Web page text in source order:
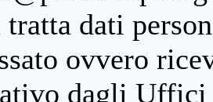
tratta dati
ovvero
dagli